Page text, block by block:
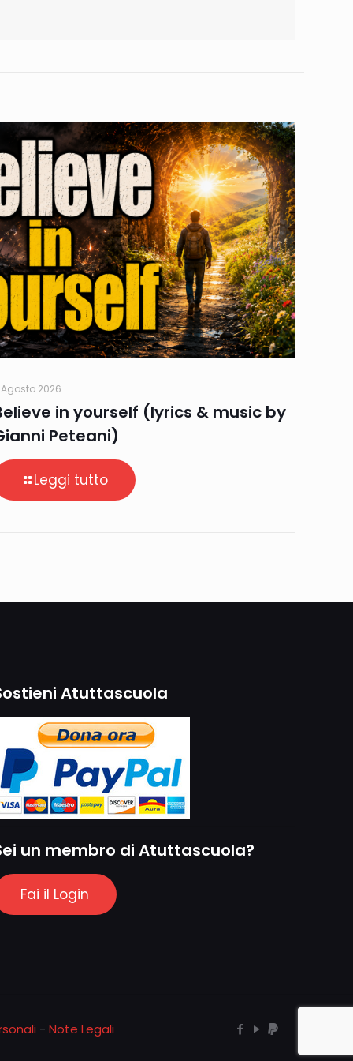
2026
in yourself (lyrics & music by
Peteani)
Leggi tutto
Atuttascuola
un membro di Atuttascuola?
Fai il Login
- Note Legali